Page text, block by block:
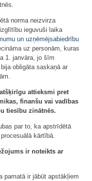
norma neizvirza
ieguvuši laika
un uzņēmējsabiedrību
uz personām, kuras
1. janvāra, jo šīm
obligāta saskaņā ar
attieksmi pret
finanšu vai vadības
tiesību zinātnēs.
par to, ka apstrīdētā
kārtībā.
ir noteikts ar
pamatā ir jābūt apstākļiem